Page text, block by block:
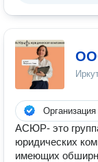
АСЮР- это
юридических
имеющих